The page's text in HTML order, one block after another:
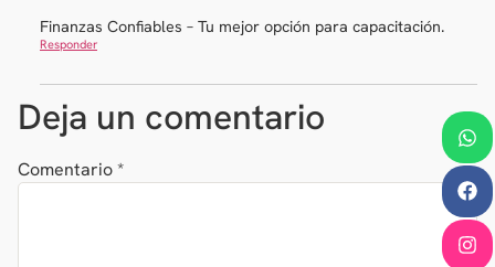
Finanzas Confiables – Tu mejor opción para capacitación.
Responder
Deja un comentario
Comentario*